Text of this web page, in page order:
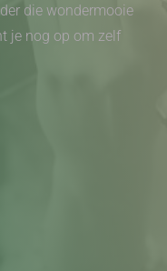
die wondermooie
je nog op om zelf